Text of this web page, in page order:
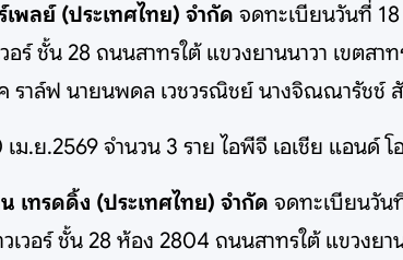
พลย์ (ประเทศไทย) จำกัด จดทะเบียนวันที่
วอร์ ชั้น 28 ถนนสาทรใต้ แขวงยานนาวา เขต
ราล์ฟ นายนพดล เวชวรณิชย์ นางจิณณารัชช์
ม.ย.2569 จำนวน 3 ราย ไอพีจี เอเชีย แอน
เทรดดิ้ง (ประเทศไทย) จำกัด จดทะเบียนวัน
วเวอร์ ชั้น 28 ห้อง 2804 ถนนสาทรใต้ แขวง